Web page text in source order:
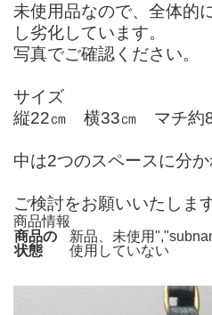
未使用品なので、全体的
し劣化しています。
写真でご確認ください。
サイズ
縦22㎝ 横33㎝ マチ約
中は2つのスペースに分か
ご検討をお願いいたします
商品情報
商品の
状態
新品、未使用
使用していない